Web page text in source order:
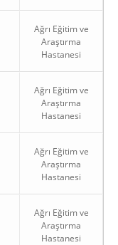
Ağrı Eğitim ve
Araştırma
Hastanesi
Ağrı Eğitim ve
Araştırma
Hastanesi
Ağrı Eğitim ve
Araştırma
Hastanesi
Ağrı Eğitim ve
Araştırma
Hastanesi